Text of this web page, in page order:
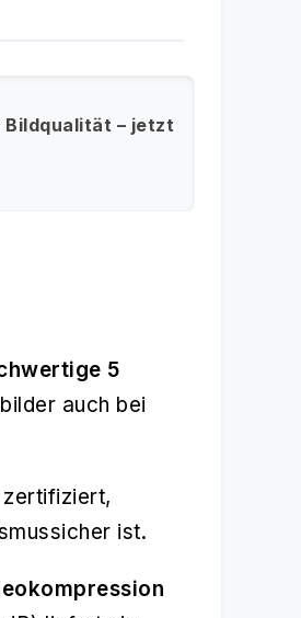
Bildqualität – jetzt
5
auch bei
zertifiziert,
ist.